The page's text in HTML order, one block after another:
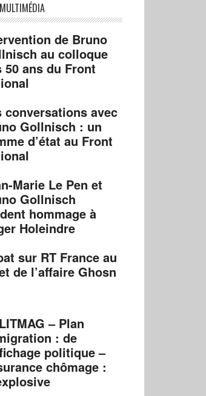
MULTIMÉDIA
de Bruno
au colloque
50 ans du Front
conversations avec
Gollnisch : un
d’état au Front
Marie Le Pen et
Gollnisch
hommage à
Holeindre
sur RT France au
de l’affaire Ghosn
– Plan
: de
politique –
chômage :